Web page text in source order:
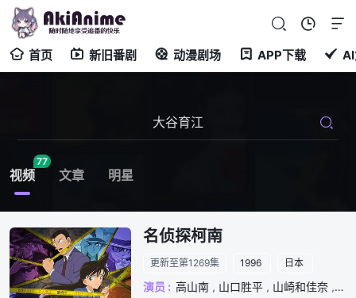
首页 新旧番剧 动漫剧场 APP下载
视频
77
文章 明星
名侦探柯南
更新至第1269集 1996 日本
演员 : 高山南 , 山口胜平 , 山崎和佳奈 , 神